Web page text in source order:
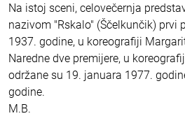
Na istoj sceni, celovečernja
nazivom "Rskalo" (Ščelkunčik) prvi
1937. godine, u koreografiji
Naredne dve premijere, u
održane su 19. januara 1977.
godine.
M.B.